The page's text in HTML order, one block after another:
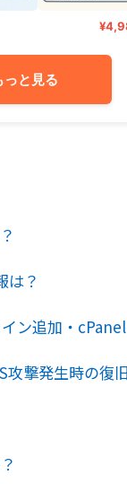
っと見る
は？
ン追加・cPanel
撃発生時の復